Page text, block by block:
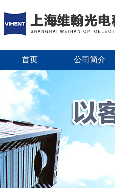
首页 公司简介